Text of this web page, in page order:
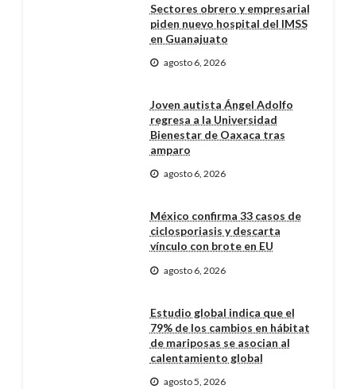
Sectores obrero y empresarial
piden nuevo hospital del IMSS
en Guanajuato
agosto 6, 2026
Joven autista Ángel Adolfo
regresa a la Universidad
Bienestar de Oaxaca tras
amparo
agosto 6, 2026
México confirma 33 casos de
ciclosporiasis y descarta
vínculo con brote en EU
agosto 6, 2026
Estudio global indica que el
79% de los cambios en hábitat
de mariposas se asocian al
calentamiento global
agosto 5, 2026